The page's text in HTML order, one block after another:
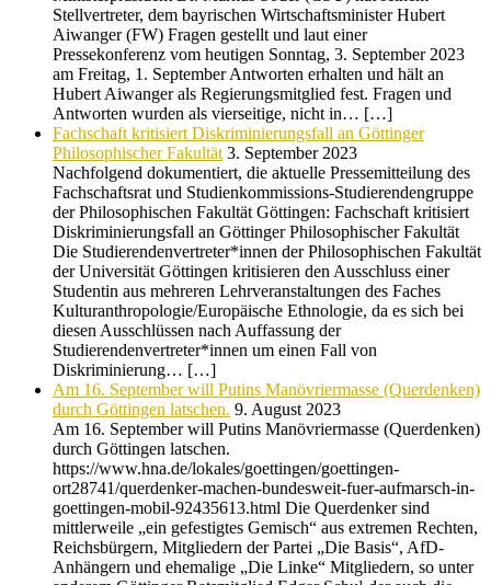
Stellvertreter, dem bayrischen Wirtschaftsminister Hubert
Aiwanger (FW) Fragen gestellt und laut einer
Pressekonferenz vom heutigen Sonntag, 3. September 2023
am Freitag, 1. September Antworten erhalten und hält an
Hubert Aiwanger als Regierungsmitglied fest. Fragen und
Antworten wurden als vierseitige, nicht in… […]
Fachschaft kritisiert Diskriminierungsfall an Göttinger
Philosophischer Fakultät 3. September 2023
Nachfolgend dokumentiert, die aktuelle Pressemitteilung des
Fachschaftsrat und Studienkommissions-Studierendengruppe
der Philosophischen Fakultät Göttingen: Fachschaft kritisiert
Diskriminierungsfall an Göttinger Philosophischer Fakultät
Die Studierendenvertreter*innen der Philosophischen Fakultät
der Universität Göttingen kritisieren den Ausschluss einer
Studentin aus mehreren Lehrveranstaltungen des Faches
Kulturanthropologie/Europäische Ethnologie, da es sich bei
diesen Ausschlüssen nach Auffassung der
Studierendenvertreter*innen um einen Fall von
Diskriminierung… […]
Am 16. September will Putins Manövriermasse (Querdenken)
durch Göttingen latschen. 9. August 2023
Am 16. September will Putins Manövriermasse (Querdenken)
durch Göttingen latschen.
https://www.hna.de/lokales/goettingen/goettingen-
ort28741/querdenker-machen-bundesweit-fuer-aufmarsch-in-
goettingen-mobil-92435613.html Die Querdenker sind
mittlerweile „ein gefestigtes Gemisch“ aus extremen Rechten,
Reichsbürgern, Mitgliedern der Partei „Die Basis“, AfD-
Anhängern und ehemalige „Die Linke“ Mitgliedern, so unter